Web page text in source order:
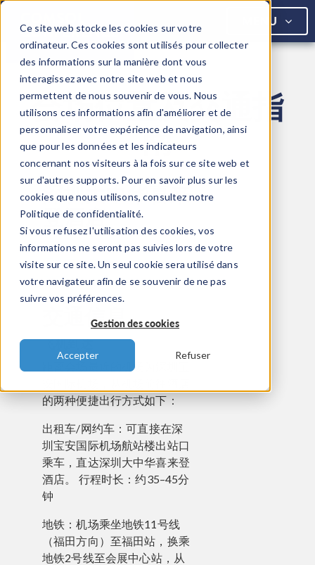
Ce site web stocke les cookies sur votre
ordinateur. Ces cookies sont utilisés pour collecter
des informations sur la manière dont vous
interagissez avec notre site web et nous
permettent de nous souvenir de vous. Nous
utilisons ces informations afin d'améliorer et de
personnaliser votre expérience de navigation, ainsi
que pour les données et les indicateurs
concernant nos visiteurs à la fois sur ce site web et
sur d'autres supports. Pour en savoir plus sur les
cookies que nous utilisons, consultez notre
Politique de confidentialité.
Si vous refusez l'utilisation des cookies, vos
informations ne seront pas suivies lors de votre
visite sur ce site. Un seul cookie sera utilisé dans
votre navigateur afin de se souvenir de ne pas
suivre vos préférences.
Gestion des cookies
Accepter Refuser
COMSOL
MENU
会场位置及交通指
南
深圳大中华喜来
登酒店
福田区福华一路1号
深圳市，广东省，中国
518048
交通信息
飞机到达
距离会场最近的机场为深圳宝
的两种便捷出行方式如下：
出租车/网约车：可直接在深
圳宝安国际机场航站楼出站口
乘车，直达深圳大中华喜来登
酒店。 行程时长：约35–45分
钟
地铁：机场乘坐地铁11号线
（福田方向）至福田站，换乘
地铁2号线至会展中心站，从